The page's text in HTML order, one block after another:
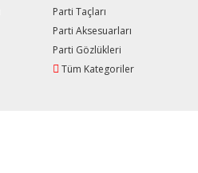
Parti Taçları
Parti Aksesuarları
Parti Gözlükleri
Tüm Kategoriler